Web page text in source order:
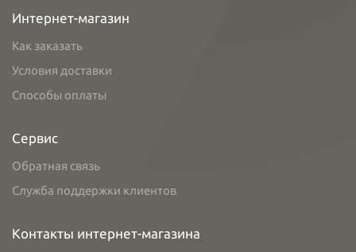
Интернет-магазин
Как заказать
Условия доставки
Способы оплаты
Сервис
Обратная связь
Служба поддержки клиентов
Контакты интернет-магазина